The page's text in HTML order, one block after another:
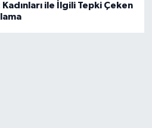
ile İlgili Tepki Çeken